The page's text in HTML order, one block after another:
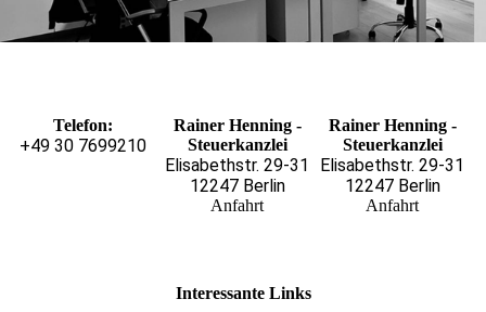
Telefon:
+49 30 7699210
Rainer Henning -
Steuerkanzlei
Elisabethstr. 29-31
12247 Berlin
Anfahrt
Rainer Henning -
Steuerkanzlei
Elisabethstr. 29-31
12247 Berlin
Anfahrt
Interessante Links